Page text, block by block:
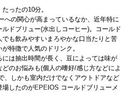
ったの10分。
への関心が高まっているなか、近年特に
ルドブリュー(水出しコーヒー)。コールド
も飲みやすいまろやかな口当たりと苦
特徴で人気のドリンク。
は抽出時間が長く、豆によっては味が
のお悩みも(個人の嗜好/感じ方などによ
、しかも室内だけでなくアウトドアなど
したのがEPEIOS コールドブリューメ